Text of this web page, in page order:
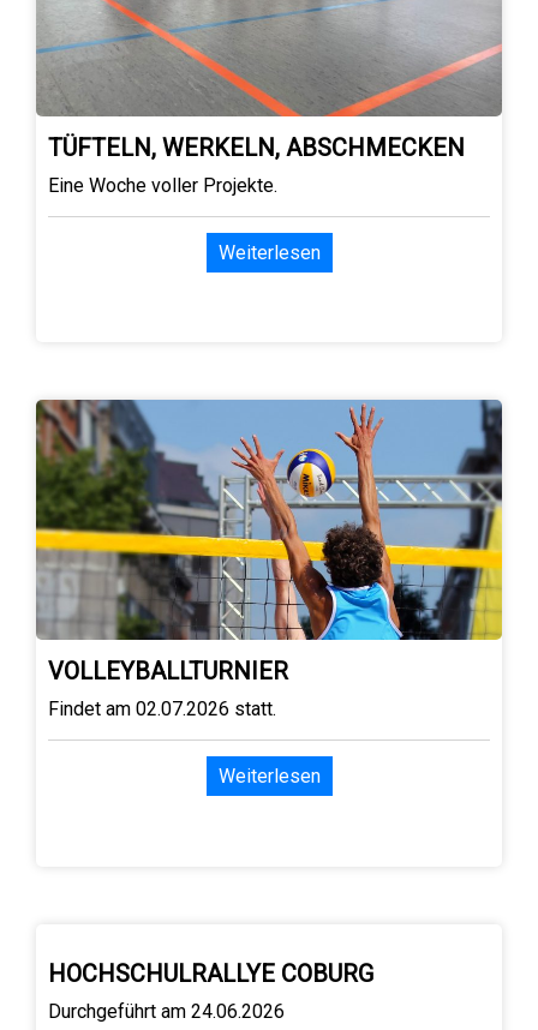
TÜFTELN, WERKELN, ABSCHMECKEN
Eine Woche voller Projekte.
Weiterlesen
VOLLEYBALLTURNIER
Findet am 02.07.2026 statt.
Weiterlesen
HOCHSCHULRALLYE COBURG
Durchgeführt am 24.06.2026